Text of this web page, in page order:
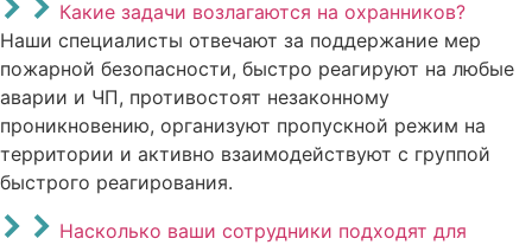
Какие задачи возлагаются на охранников?
Наши специалисты отвечают за поддержание мер
пожарной безопасности, быстро реагируют на любые
аварии и ЧП, противостоят незаконному
проникновению, организуют пропускной режим на
территории и активно взаимодействуют с группой
быстрого реагирования.
Насколько ваши сотрудники подходят для